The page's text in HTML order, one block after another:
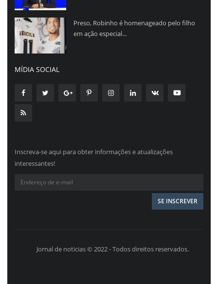
Preso, Robinho é homenageado pelo filho
em ação especial...
MÍDIA SOCIAL
Inscreva-se aqui para obter informações e atualizações
interessantes!
Jornal de noticias © 2022 - Todos direitos reservados.